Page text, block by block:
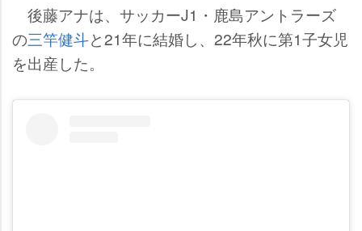
後藤アナは、サッカーJ1・鹿島アントラーズ
の三竿健斗と21年に結婚し、22年秋に第1子女児
を出産した。